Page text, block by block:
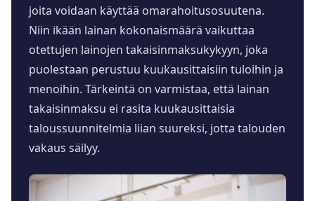
joita voidaan käyttää omarahoitusosuutena.
Niin ikään lainan kokonaismäärä vaikuttaa
otettujen lainojen takaisinmaksukykyyn, joka
puolestaan perustuu kuukausittaisiin tuloihin ja
menoihin. Tärkeintä on varmistaa, että lainan
takaisinmaksu ei rasita kuukausittaisia
taloussuunnitelmia liian suureksi, jotta talouden
vakaus säilyy.